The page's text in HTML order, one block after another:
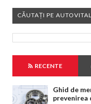
CĂUTAȚI PE
RECENTE
Ghid de